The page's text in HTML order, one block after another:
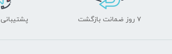
۷ روز ضمانت بازگشت پشتیبانی ۲۴ ساعته